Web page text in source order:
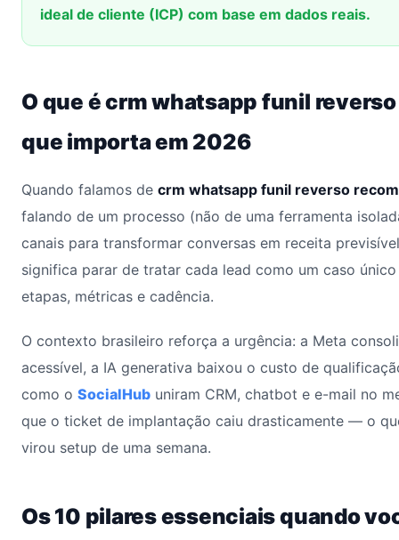
ideal de cliente (ICP) com base em dados reais.
O que é crm whatsapp funil
que importa em 2026
Quando falamos de crm whatsapp funil reverso
falando de um processo (não de uma ferramenta
canais para transformar conversas em receita
significa parar de tratar cada lead como um caso
etapas, métricas e cadência.
O contexto brasileiro reforça a urgência: a Meta
acessível, a IA generativa baixou o custo de
como o SocialHub uniram CRM, chatbot e e-mail no
que o ticket de implantação caiu drasticamente — o
virou setup de uma semana.
Os 10 pilares essenciais quando